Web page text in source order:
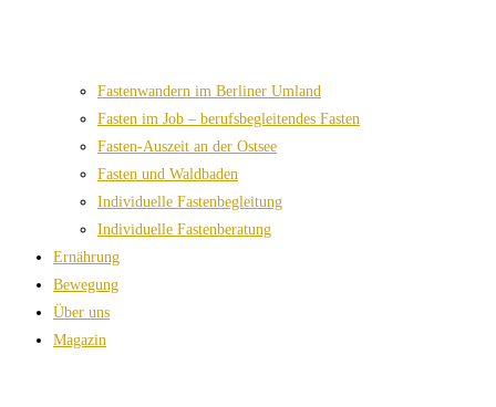
Fastenwandern im Berliner Umland
Fasten im Job – berufsbegleitendes Fasten
Fasten-Auszeit an der Ostsee
Fasten und Waldbaden
Individuelle Fastenbegleitung
Individuelle Fastenberatung
Ernährung
Bewegung
Über uns
Magazin